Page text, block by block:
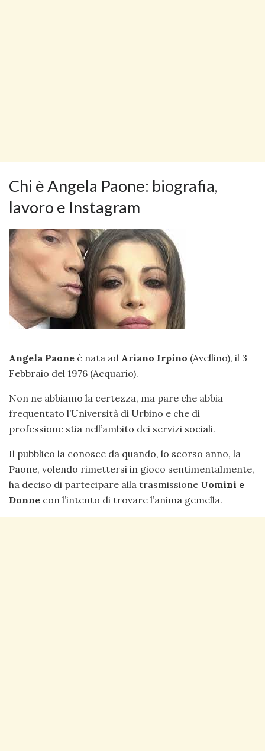
Chi è Angela Paone: biografia,
lavoro e Instagram
Angela Paone è nata ad Ariano Irpino (Avellino), il 3
Febbraio del 1976 (Acquario).
Non ne abbiamo la certezza, ma pare che abbia
frequentato l’Università di Urbino e che di
professione stia nell’ambito dei servizi sociali.
Il pubblico la conosce da quando, lo scorso anno, la
Paone, volendo rimettersi in gioco sentimentalmente,
ha deciso di partecipare alla trasmissione Uomini e
Donne con l’intento di trovare l’anima gemella.